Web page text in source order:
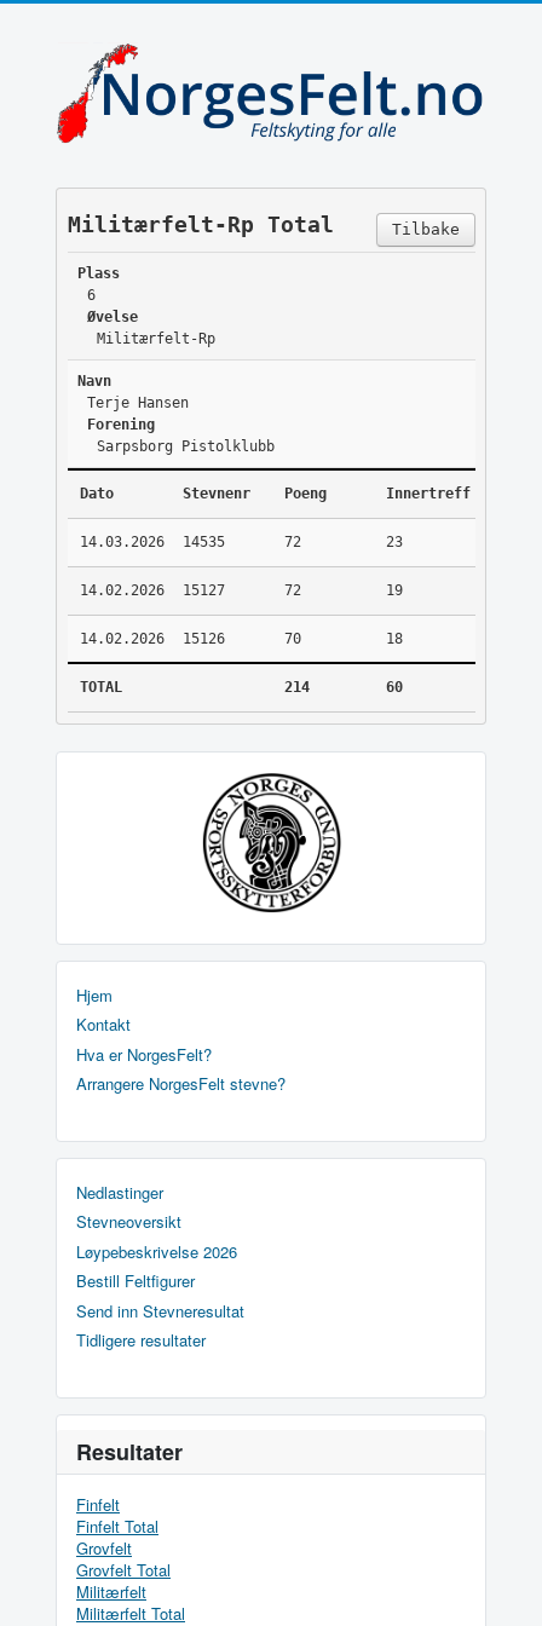
Tilbake
Militærfelt-Rp Total
Plass
6
Øvelse
Militærfelt-Rp
Navn
Terje Hansen
Forening
Sarpsborg Pistolklubb
Dato Stevnenr Poeng Innertreff
14.03.2026 14535 72 23
14.02.2026 15127 72 19
14.02.2026 15126 70 18
TOTAL 214 60
Hjem
Kontakt
Hva er NorgesFelt?
Arrangere NorgesFelt stevne?
Nedlastinger
Stevneoversikt
Løypebeskrivelse 2026
Bestill Feltfigurer
Send inn Stevneresultat
Tidligere resultater
Resultater
Finfelt
Finfelt Total
Grovfelt
Grovfelt Total
Militærfelt
Militærfelt Total